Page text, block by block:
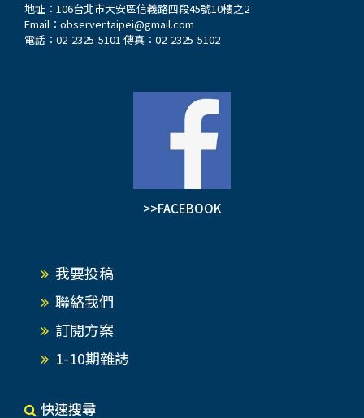
地址：106台北市大安區信義路四段45號10樓之2
Email： observer.taipei@gmail.com
電話：02-2325-5101 傳真：02-2325-5102
>>FACEBOOK
我要投稿
聯絡我們
訂閱方案
1-10期雜誌
快速搜尋